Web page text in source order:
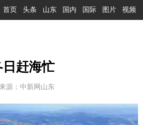
首页 头条 山东 国内 国际 图片 视频
赶海忙
源：中新网山东